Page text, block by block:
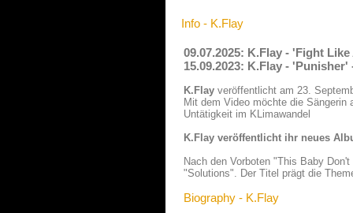
Info - K.Flay
09.07.2025: K.Flay - 'Fight
15.09.2023: K.Flay -
K.Flay veröffentlicht am 23.
Mit dem Video möchte die
Untätigkeit im KLimawandel
K.Flay veröffentlicht ihr neues
Nach den Vorboten "This Baby
"Solutions". Der Titel prägt die
Biography - K.Flay